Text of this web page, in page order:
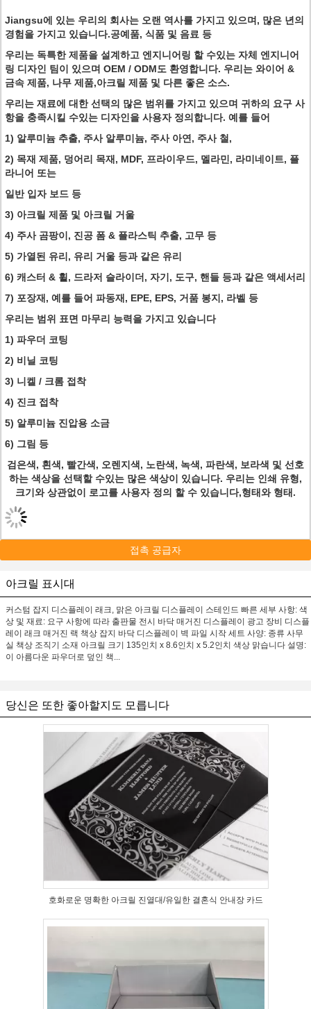
Jiangsu에 있는 우리의 회사는 오랜 역사를 가지고 있으며, 많은 년의
경험을 가지고 있습니다.공예품, 식품 및 음료 등
우리는 독특한 제품을 설계하고 엔지니어링 할 수있는 자체 엔지니어
링 디자인 팀이 있으며 OEM / ODM도 환영합니다. 우리는 와이어 &
금속 제품, 나무 제품,아크릴 제품 및 다른 좋은 소스.
우리는 재료에 대한 선택의 많은 범위를 가지고 있으며 귀하의 요구 사
항을 충족시킬 수있는 디자인을 사용자 정의합니다. 예를 들어
1) 알루미늄 추출, 주사 알루미늄, 주사 아연, 주사 철,
2) 목재 제품, 덩어리 목재, MDF, 프라이우드, 멜라민, 라미네이트, 플
라니어 또는
일반 입자 보드 등
3) 아크릴 제품 및 아크릴 거울
4) 주사 곰팡이, 진공 폼 & 플라스틱 추출, 고무 등
5) 가열된 유리, 유리 거울 등과 같은 유리
6) 캐스터 & 휠, 드라저 슬라이더, 자기, 도구, 핸들 등과 같은 액세서리
7) 포장재, 예를 들어 파동재, EPE, EPS, 거품 봉지, 라벨 등
우리는 범위 표면 마무리 능력을 가지고 있습니다
1) 파우더 코팅
2) 비닐 코팅
3) 니켈 / 크롬 접착
4) 진크 접착
5) 알루미늄 진압용 소금
6) 그림 등
검은색, 흰색, 빨간색, 오렌지색, 노란색, 녹색, 파란색, 보라색 및 선호
하는 색상을 선택할 수있는 많은 색상이 있습니다. 우리는 인쇄 유형,
크기와 상관없이 로고를 사용자 정의 할 수 있습니다,형태와 형태.
접촉 공급자
아크릴 표시대
커스텀 잡지 디스플레이 래크, 맑은 아크릴 디스플레이 스테인드 빠른 세부 사항: 색
상 및 재료: 요구 사항에 따라 출판물 전시 바닥 매거진 디스플레이 광고 장비 디스플
레이 래크 매거진 랙 책상 잡지 바닥 디스플레이 벽 파일 시작 세트 사양: 종류 사무
실 책상 조직기 소재 아크릴 크기 135인치 x 8.6인치 x 5.2인치 색상 맑습니다 설명:
이 아름다운 파우더로 덮인 책...
당신은 또한 좋아할지도 모릅니다
호화로운 명확한 아크릴 진열대/유일한 결혼식 안내장 카드